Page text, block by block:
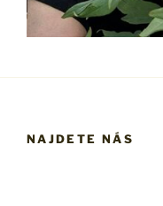
NAJDETE NÁS